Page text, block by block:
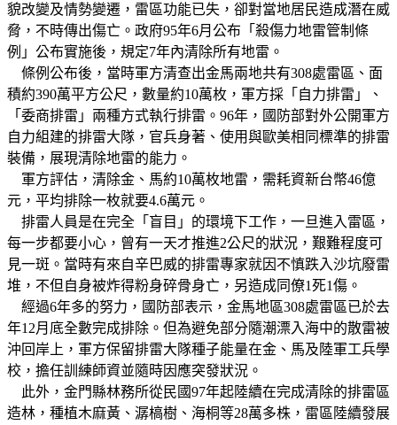
貌改變及情勢變遷，雷區功能已失，卻對當地居民造成潛在威
脅，不時傳出傷亡。政府95年6月公布「殺傷力地雷管制條
例」公布實施後，規定7年內清除所有地雷。
條例公布後，當時軍方清查出金馬兩地共有308處雷區、面
積約390萬平方公尺，數量約10萬枚，軍方採「自力排雷」、
「委商排雷」兩種方式執行排雷。96年，國防部對外公開軍方
自力組建的排雷大隊，官兵身著、使用與歐美相同標準的排雷
裝備，展現清除地雷的能力。
軍方評估，清除金、馬約10萬枚地雷，需耗資新台幣46億
元，平均排除一枚就要4.6萬元。
排雷人員是在完全「盲目」的環境下工作，一旦進入雷區，
每一步都要小心，曾有一天才推進2公尺的狀況，艱難程度可
見一斑。當時有來自辛巴威的排雷專家就因不慎跌入沙坑廢雷
堆，不但自身被炸得粉身碎骨身亡，另造成同僚1死1傷。
經過6年多的努力，國防部表示，金馬地區308處雷區已於去
年12月底全數完成排除。但為避免部分隨潮漂入海中的散雷被
沖回岸上，軍方保留排雷大隊種子能量在金、馬及陸軍工兵學
校，擔任訓練師資並隨時因應突發狀況。
此外，金門縣林務所從民國97年起陸續在完成清除的排雷區
造林，種植木麻黃、潺槁樹、海桐等28萬多株，雷區陸續發展